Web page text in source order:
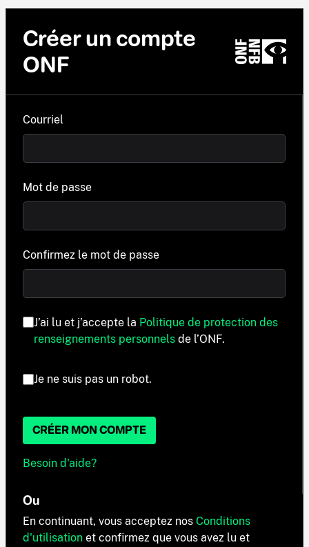
Créer un compte
ONF
Courriel
Mot de passe
Confirmez le mot de passe
J’ai lu et j’accepte la Politique de protection des
renseignements personnels de l’ONF.
Je ne suis pas un robot.
CRÉER MON COMPTE
Besoin d'aide?
Ou
En continuant, vous acceptez nos Conditions
d'utilisation et confirmez que vous avez lu et